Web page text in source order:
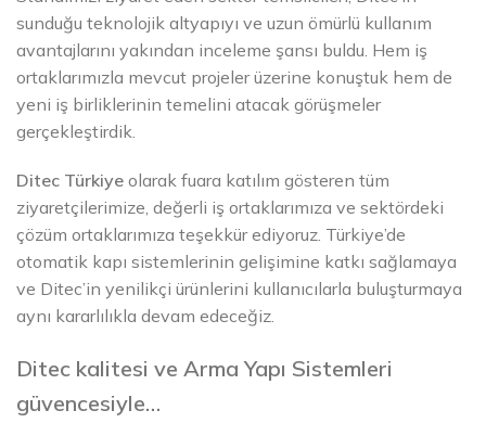
sunduğu teknolojik altyapıyı ve uzun ömürlü kullanım
avantajlarını yakından inceleme şansı buldu. Hem iş
ortaklarımızla mevcut projeler üzerine konuştuk hem de
yeni iş birliklerinin temelini atacak görüşmeler
gerçekleştirdik.
Ditec Türkiye olarak fuara katılım gösteren tüm
ziyaretçilerimize, değerli iş ortaklarımıza ve sektördeki
çözüm ortaklarımıza teşekkür ediyoruz. Türkiye’de
otomatik kapı sistemlerinin gelişimine katkı sağlamaya
ve Ditec’in yenilikçi ürünlerini kullanıcılarla buluşturmaya
aynı kararlılıkla devam edeceğiz.
Ditec kalitesi ve Arma Yapı Sistemleri
güvencesiyle…